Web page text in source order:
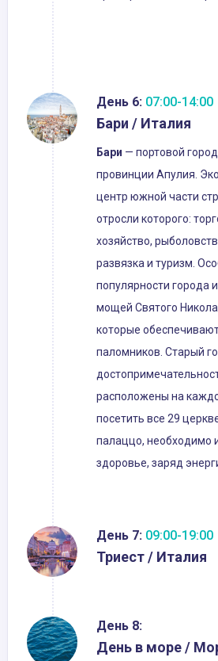
День 6: 07:00-14:00
Бари / Италия
Бари — портовой
провинции Апулия.
центр южной части
отросли которого:
хозяйство,
развязка и туризм.
популярности города
мощей Святого
которые
паломников. Старый
расположены на
посетить все 29
палаццо, необходимо
здоровье, заряд
День 7: 09:00-19:00
Триест / Италия
День 8:
День в море /